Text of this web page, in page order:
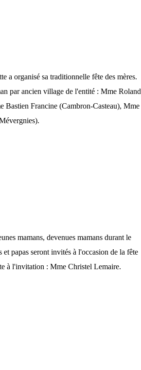
a organisé sa traditionnelle fête des mères.
par ancien village de l'entité : Mme Roland
Francine (Cambron-Casteau), Mme
mamans, devenues mamans durant le
et papas seront invités à l'occasion de la fête
à l'invitation : Mme Christel Lemaire.